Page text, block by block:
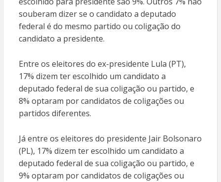
souberam dizer se o candidato a deputado
federal é do mesmo partido ou coligação do
candidato a presidente.
Entre os eleitores do ex-presidente Lula (PT),
17% dizem ter escolhido um candidato a
deputado federal de sua coligação ou partido, e
8% optaram por candidatos de coligações ou
partidos diferentes.
Já entre os eleitores do presidente Jair Bolsonaro
(PL), 17% dizem ter escolhido um candidato a
deputado federal de sua coligação ou partido, e
9% optaram por candidatos de coligações ou